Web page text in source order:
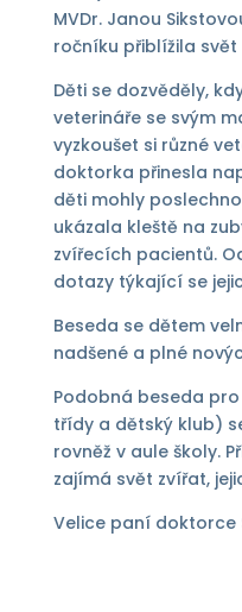
MVDr. Janou
ročníku přiblížila
Děti se dozvěděly,
veterináře se svým
vyzkoušet si různé
doktorka přinesla
děti mohly
ukázala kleště na
zvířecích pacientů.
dotazy týkající se
Beseda se dětem
nadšené a plné
Podobná beseda
třídy a dětský klub)
rovněž v aule školy.
zajímá svět zvířat,
Velice paní doktorce